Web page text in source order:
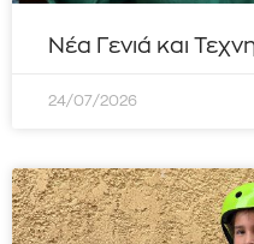
Νέα Γενιά και
24/07/2026